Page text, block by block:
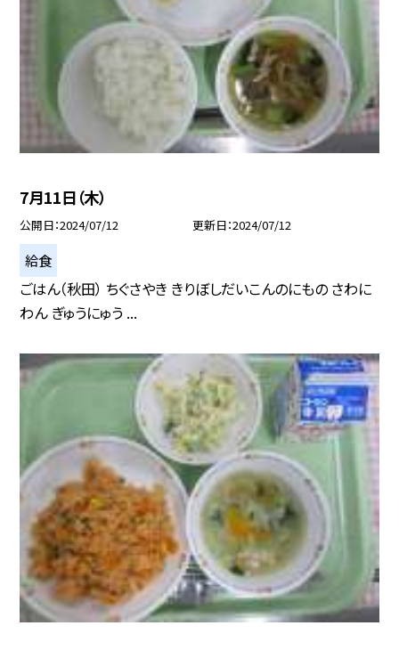
7月11日（木）
公開日 2024/07/12 更新日 2024/07/12
給食
ごはん（秋田） ちぐさやき きりぼしだいこんのにもの さわに
わん ぎゅうにゅう ...